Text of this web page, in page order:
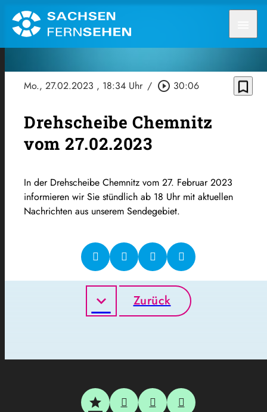
Mo., 27.02.2023 , 18:34 Uhr / play_circle_outline 30:06 bookmark_border
Drehscheibe Chemnitz
vom 27.02.2023
In der Drehscheibe Chemnitz vom 27. Februar 2023
informieren wir Sie stündlich ab 18 Uhr mit aktuellen
Nachrichten aus unserem Sendegebiet.
Zurück